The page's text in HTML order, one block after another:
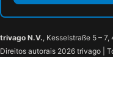
trivago N.V., Kesselstraße 5 –
Direitos autorais 2026 trivago |